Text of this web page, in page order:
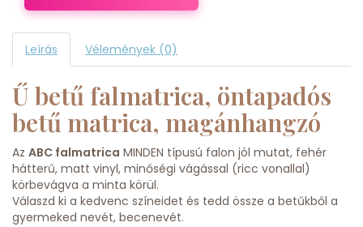
Leírás Vélemények (0)
Ű betű falmatrica, öntapadós
betű matrica, magánhangzó
Az ABC falmatrica MINDEN típusú falon jól mutat, fehér
hátterű, matt vinyl, minőségi vágással (ricc vonallal)
körbevágva a minta körül.
Válaszd ki a kedvenc színeidet és tedd össze a betűkből a
gyermeked nevét, becenevét.